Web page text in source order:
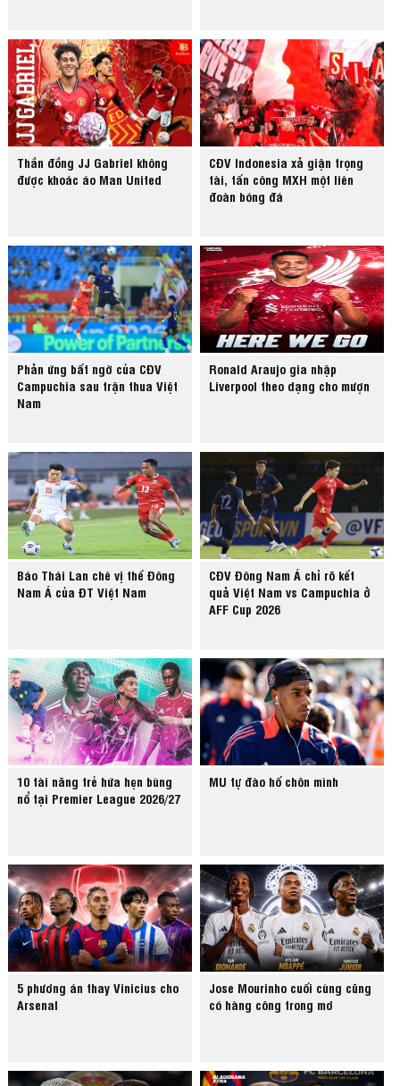
Thần đồng JJ Gabriel không
được khoác áo Man United
CĐV Indonesia xả giận trọng
tài, tấn công MXH một liên
đoàn bóng đá
Phản ứng bất ngờ của CĐV
Campuchia sau trận thua Việt
Nam
Ronald Araujo gia nhập
Liverpool theo dạng cho mượn
Báo Thái Lan chê vị thế Đông
Nam Á của ĐT Việt Nam
CĐV Đông Nam Á chỉ rõ kết
quả Việt Nam vs Campuchia ở
AFF Cup 2026
10 tài năng trẻ hứa hẹn bùng
nổ tại Premier League 2026/27
MU tự đào hố chôn mình
5 phương án thay Vinicius cho
Arsenal
Jose Mourinho cuối cùng cũng
có hàng công trong mơ